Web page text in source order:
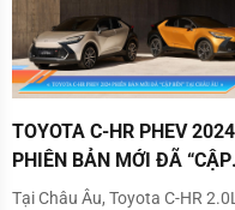
TOYOTA C-HR PHEV 2024
PHIÊN BẢN MỚI ĐÃ “CẬP
BẾN” TẠI CHÂU ÂU
Tại Châu Âu, Toyota C-HR